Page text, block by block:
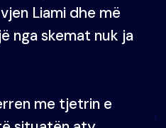
Liami dhe më
nga skemat nuk ja
me tjetrin e